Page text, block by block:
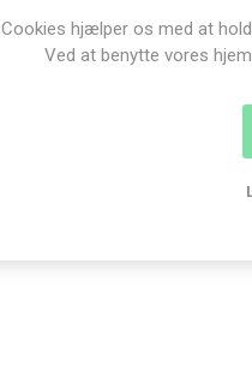
Cookies hjælper os med at
Ved at benytte vores